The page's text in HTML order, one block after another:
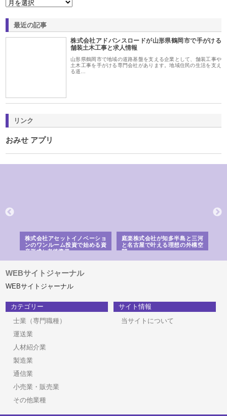
最近の記事
株式会社アドバンスロードが山形県鶴岡市で手がける
舗装土木工事と求人情報
山形県鶴岡市で地域の道路基盤を支える企業として、舗装工事や
土木工事を手がける専門会社があります。地域住民の生活を支え
る道…
リンク
おみせ アプリ
株式会社アセットイノベーショ
ンのワンルーム投資で始める資
産形成と老後準備
庭楽株式会社が知多半島と三河
と名古屋で叶える理想の外構空
間
WEBサイトジャーナル
WEBサイトジャーナル
カテゴリー
士業（専門職種）
運送業
人材紹介業
製造業
通信業
小売業・販売業
その他業種
サイト情報
当サイトについて